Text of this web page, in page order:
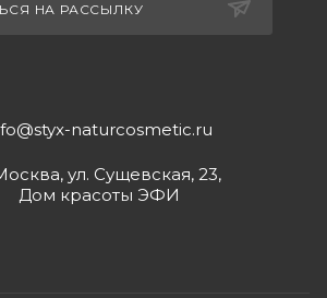
НА РАССЫЛКУ
naturcosmetic.ru
ул. Сущевская, 23,
Дом красоты ЭФИ